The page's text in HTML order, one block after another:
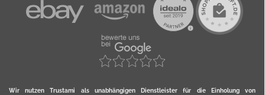
Wir nutzen Trustami als unabhängigen Dienstleister für die Einholung von